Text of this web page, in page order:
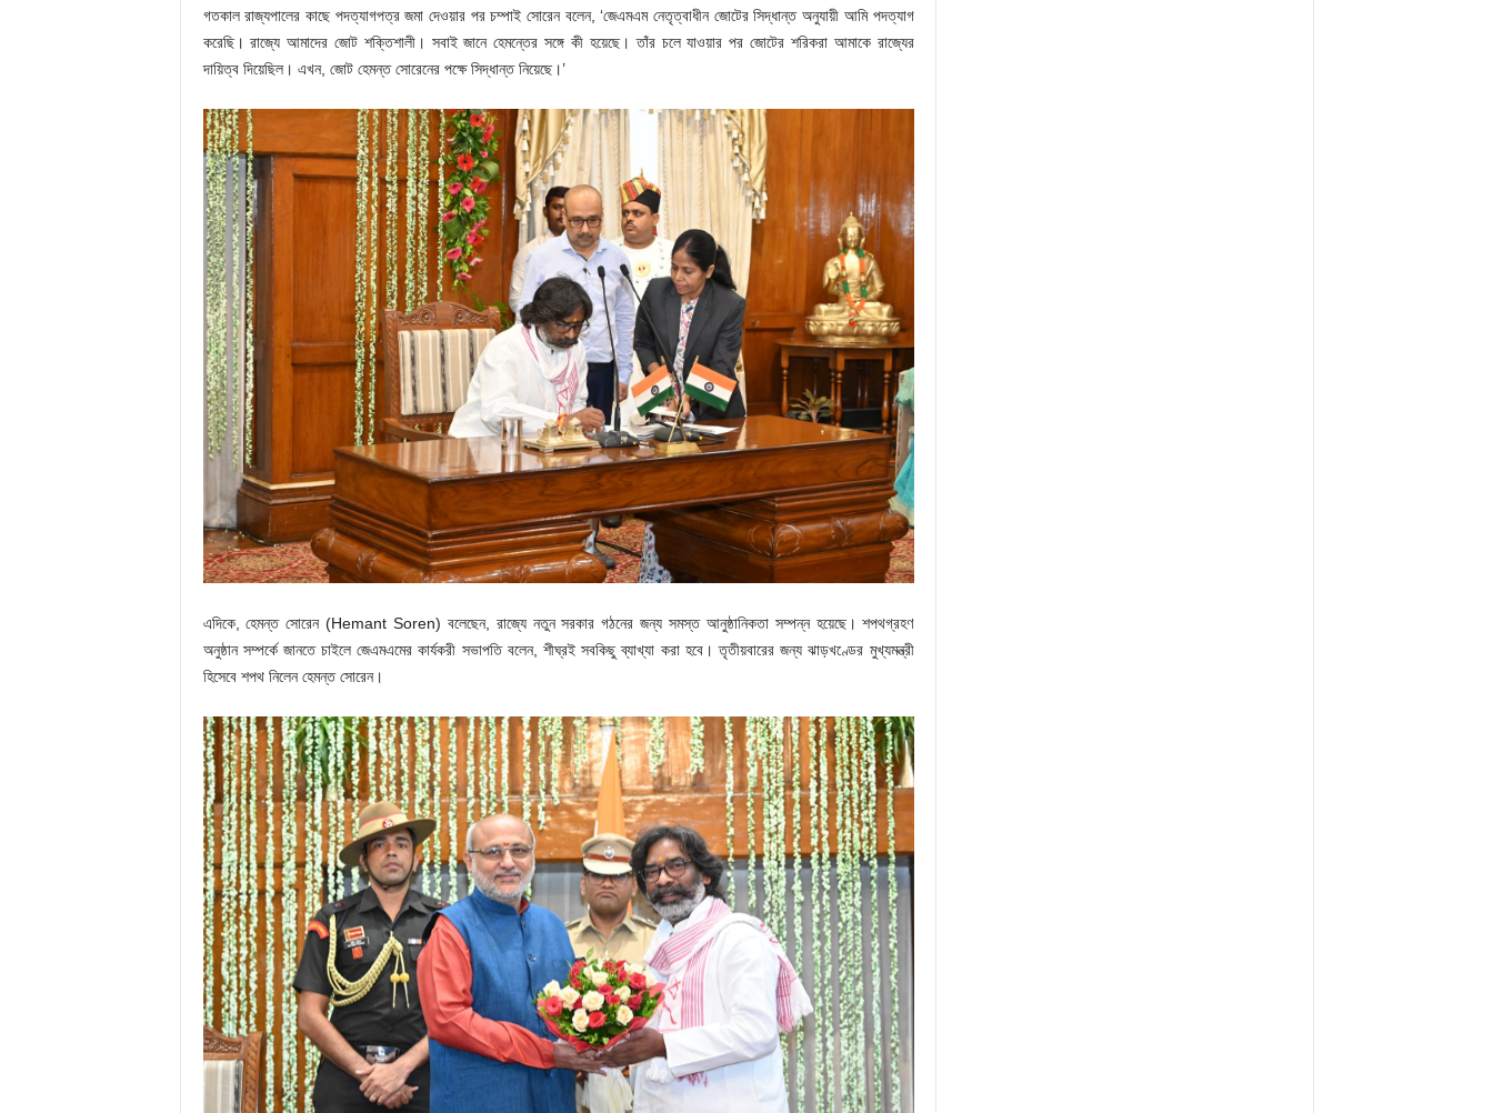
গতকাল রাজ্যপালের কাছে পদত্যাগপত্র জমা দেওয়ার পর চম্পাই সোরেন বলেন, ‘জেএমএম নেতৃত্বাধীন জোটের সিদ্ধান্ত অনুযায়ী আমি পদত্যাগ
করেছি। রাজ্যে আমাদের জোট শক্তিশালী। সবাই জানে হেমন্তের সঙ্গে কী হয়েছে। তাঁর চলে যাওয়ার পর জোটের শরিকরা আমাকে রাজ্যের
দায়িত্ব দিয়েছিল। এখন, জোট হেমন্ত সোরেনের পক্ষে সিদ্ধান্ত নিয়েছে।’
এদিকে, হেমন্ত সোরেন (Hemant Soren) বলেছেন, রাজ্যে নতুন সরকার গঠনের জন্য সমস্ত আনুষ্ঠানিকতা সম্পন্ন হয়েছে। শপথগ্রহণ
অনুষ্ঠান সম্পর্কে জানতে চাইলে জেএমএমের কার্যকরী সভাপতি বলেন, শীঘ্রই সবকিছু ব্যাখ্যা করা হবে। তৃতীয়বারের জন্য ঝাড়খণ্ডের মুখ্যমন্ত্রী
হিসেবে শপথ নিলেন হেমন্ত সোরেন।